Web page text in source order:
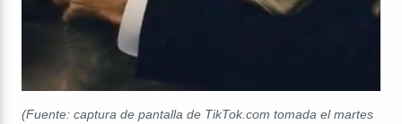
(Fuente: captura de pantalla de TikTok.com tomada el martes